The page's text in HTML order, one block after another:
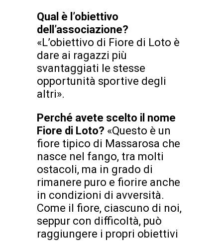
Qual è l’obiettivo
dell’associazione?
«L’obiettivo di Fiore di Loto è
dare ai ragazzi più
svantaggiati le stesse
opportunità sportive degli
altri».
Perché avete scelto il nome
Fiore di Loto? «Questo è un
fiore tipico di Massarosa che
nasce nel fango, tra molti
ostacoli, ma in grado di
rimanere puro e fiorire anche
in condizioni di avversità.
Come il fiore, ciascuno di noi,
seppur con difficoltà, può
raggiungere i propri obiettivi